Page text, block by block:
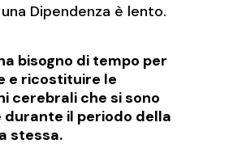
Dipendenza è lento.
bisogno di tempo per
e ricostituire le
cerebrali che si sono
il periodo della
stessa.